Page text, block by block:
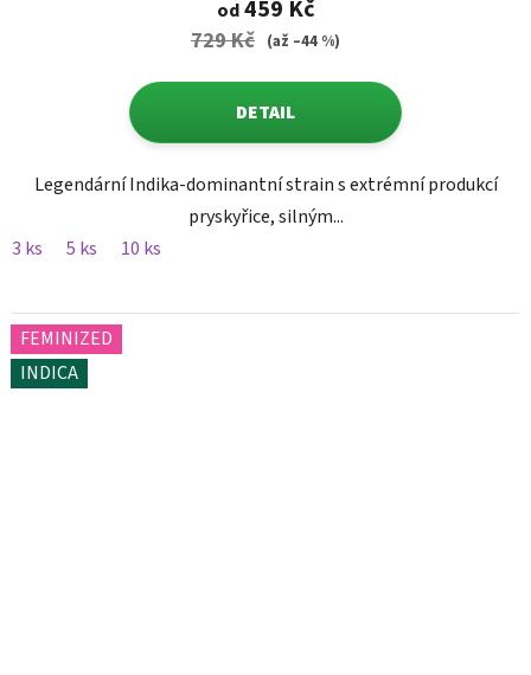
od459 Kč
729 Kč (až –44 %)
DETAIL
Legendární Indika-dominantní strain s extrémní produkcí
pryskyřice, silným...
3 ks
5 ks 10 ks
FEMINIZED
INDICA